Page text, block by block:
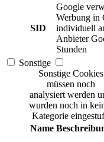
SID
Google
Werbung in
individuell
Anbieter
Stunden
Sonstige
Sonstige Cookies
müssen noch
analysiert werden
wurden noch in
Kategorie
Name